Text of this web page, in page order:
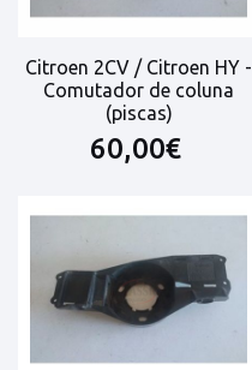
Citroen 2CV / Citroen HY -
Comutador de coluna
(piscas)
60,00€